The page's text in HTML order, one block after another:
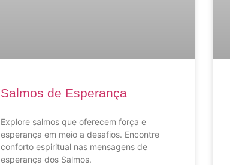
Salmos de Esperança
Explore salmos que oferecem força e
esperança em meio a desafios. Encontre
conforto espiritual nas mensagens de
esperança dos Salmos.